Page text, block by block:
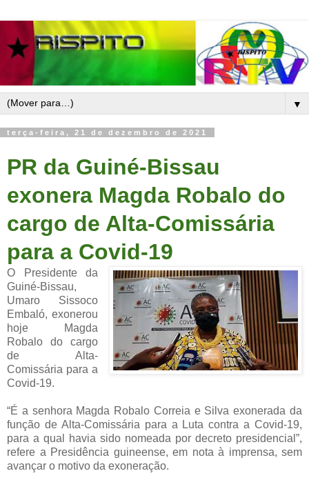
▼
terça-feira, 21 de dezembro de 2021
PR da Guiné-Bissau
exonera Magda Robalo do
cargo de Alta-Comissária
para a Covid-19
O Presidente da
Guiné-Bissau,
Umaro Sissoco
Embaló, exonerou
hoje Magda
Robalo do cargo
de Alta-
Comissária para a
Covid-19.
“É a senhora Magda Robalo Correia e Silva exonerada da
função de Alta-Comissária para a Luta contra a Covid-19,
para a qual havia sido nomeada por decreto presidencial”,
refere a Presidência guineense, em nota à imprensa, sem
avançar o motivo da exoneração.